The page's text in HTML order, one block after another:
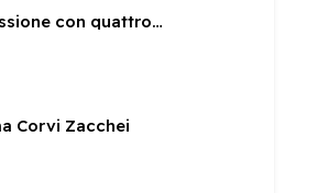
Crocifissione con quattro angeli attribuita allo Spagna
Corvi Zacchei